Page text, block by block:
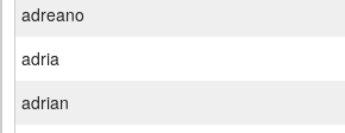
adreano
adria
adrian